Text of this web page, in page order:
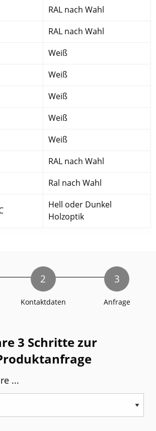
RAL nach Wahl
RAL nach Wahl
Weiß
Weiß
Weiß
Weiß
Weiß
RAL nach Wahl
Ral nach Wahl
Hell oder Dunkel
Holzoptik
2
Kontaktdaten
3
Anfrage
3 Schritte zur
...